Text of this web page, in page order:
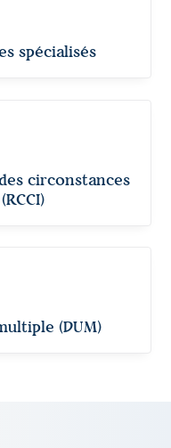
spécialisés
circonstances
(DUM)